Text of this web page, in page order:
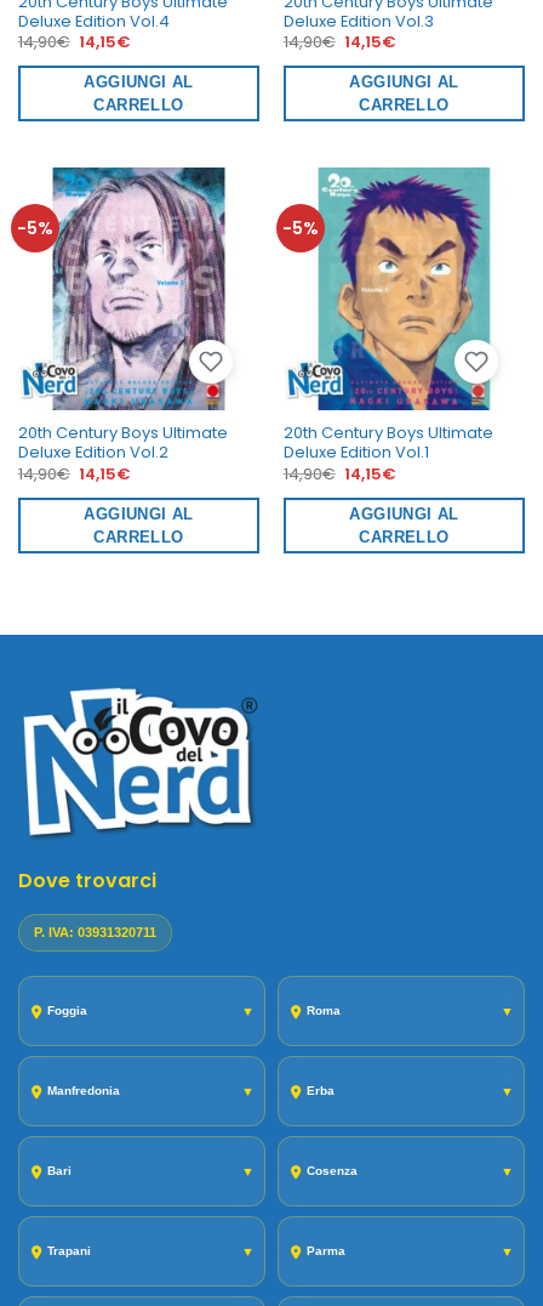
Deluxe Edition Vol.4
14,90€ Il
prezzo
originale
era:
14,90€.
14,15€Il
attuale
è:
14,15€.
AGGIUNGI AL
CARRELLO
Deluxe Edition Vol.3
14,90€ Il
prezzo
originale
era:
14,90€.
14,15€Il
attuale
è:
14,15€.
AGGIUNGI AL
CARRELLO
-5%
20th Century Boys Ultimate
Deluxe Edition Vol.2
14,90€ Il
prezzo
originale
era:
14,90€.
14,15€Il
prezzo
attuale
è:
14,15€.
AGGIUNGI AL
CARRELLO
-5%
20th Century Boys Ultimate
Deluxe Edition Vol.1
14,90€ Il
prezzo
originale
era:
14,90€.
14,15€Il
prezzo
attuale
è:
14,15€.
AGGIUNGI AL
CARRELLO
Dove trovarci
P. IVA: 03931320711
Foggia ▼ Roma ▼
Manfredonia ▼ Erba ▼
Bari ▼ Cosenza ▼
Trapani ▼ Parma ▼